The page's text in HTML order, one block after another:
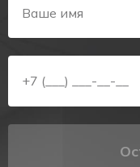
различных
Соответствуют
60598-2-22.
Технические